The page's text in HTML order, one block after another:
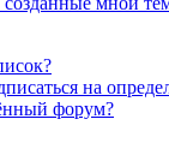
на
форум?